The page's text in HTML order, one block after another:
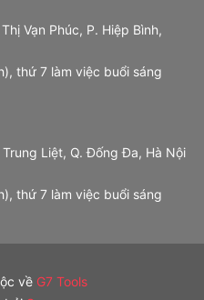
Vạn Phúc, P. Hiệp Bình,
thứ 7 làm việc buổi sáng
Liệt, Q. Đống Đa, Hà Nội
thứ 7 làm việc buổi sáng
về G7 Tools